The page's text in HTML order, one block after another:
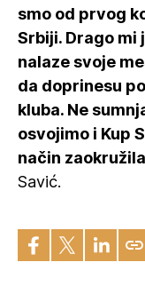
smo od prvog
Srbiji. Drago mi
nalaze svoje
da doprinesu
kluba. Ne
osvojimo i Kup
način
Savić.